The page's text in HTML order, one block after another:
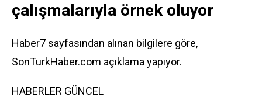
çalışmalarıyla örnek oluyor
Haber7 sayfasından alınan bilgilere göre,
SonTurkHaber.com açıklama yapıyor.
HABERLER GÜNCEL